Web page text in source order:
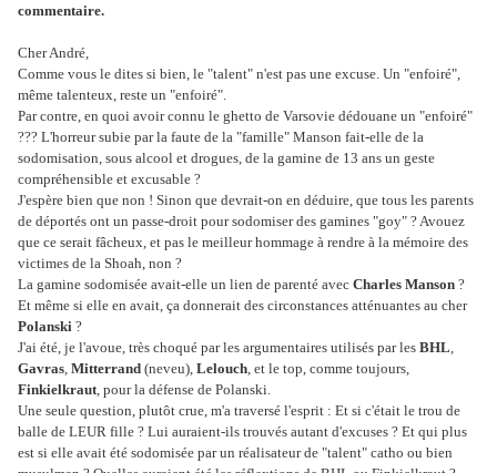
commentaire.
Cher André,
Comme vous le dites si bien, le "talent" n'est pas une excuse. Un "enfoiré",
même talenteux, reste un "enfoiré".
Par contre, en quoi avoir connu le ghetto de Varsovie dédouane un "enfoiré"
??? L'horreur subie par la faute de la "famille" Manson fait-elle de la
sodomisation, sous alcool et drogues, de la gamine de 13 ans un geste
compréhensible et excusable ?
J'espère bien que non ! Sinon que devrait-on en déduire, que tous les parents
de déportés ont un passe-droit pour sodomiser des gamines "goy" ? Avouez
que ce serait fâcheux, et pas le meilleur hommage à rendre à la mémoire des
victimes de la Shoah, non ?
La gamine sodomisée avait-elle un lien de parenté avec Charles Manson ?
Et même si elle en avait, ça donnerait des circonstances atténuantes au cher
Polanski ?
J'ai été, je l'avoue, très choqué par les argumentaires utilisés par les BHL,
Gavras, Mitterrand (neveu), Lelouch, et le top, comme toujours,
Finkielkraut, pour la défense de Polanski.
Une seule question, plutôt crue, m'a traversé l'esprit : Et si c'était le trou de
balle de LEUR fille ? Lui auraient-ils trouvés autant d'excuses ? Et qui plus
est si elle avait été sodomisée par un réalisateur de "talent" catho ou bien